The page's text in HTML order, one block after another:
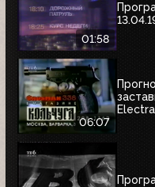
01:58
06:07